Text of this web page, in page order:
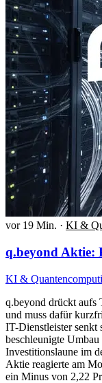
vor 19 Min. · KI &
q.beyond Aktie:
KI &
q.beyond drückt aufs
und muss dafür
IT-Dienstleister senkt
beschleunigte
Investitionslaune im
Aktie reagierte am
ein Minus von 2,22